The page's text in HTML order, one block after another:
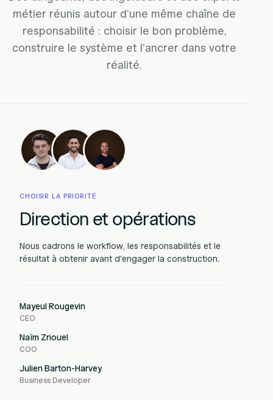
métier réunis autour d'une même chaîne de
responsabilité : choisir le bon problème,
construire le système et l'ancrer dans votre
réalité.
CHOISIR LA PRIORITÉ
Direction et opérations
Nous cadrons le workflow, les responsabilités et le
résultat à obtenir avant d'engager la construction.
Mayeul Rougevin
CEO
Naïm Zriouel
COO
Julien Barton-Harvey
Business Developer